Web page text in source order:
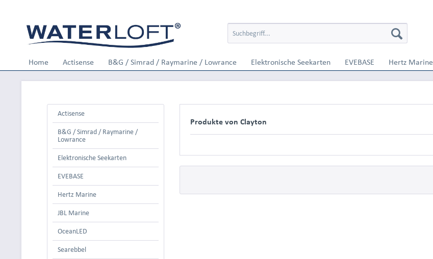
Home Actisense B&G / Simrad / Raymarine / Lowrance Elektronische Seekarten EVEBASE Hertz Marine
Actisense
B&G / Simrad / Raymarine /
Lowrance
Elektronische Seekarten
EVEBASE
Hertz Marine
JBL Marine
OceanLED
Searebbel
Produkte von Clayton